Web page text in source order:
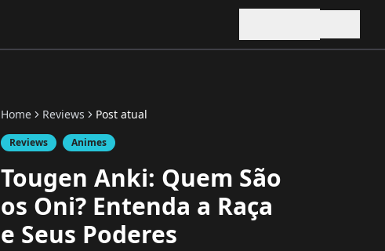
Home Reviews Post atual
Reviews Animes
Tougen Anki: Quem São
os Oni? Entenda a Raça
e Seus Poderes